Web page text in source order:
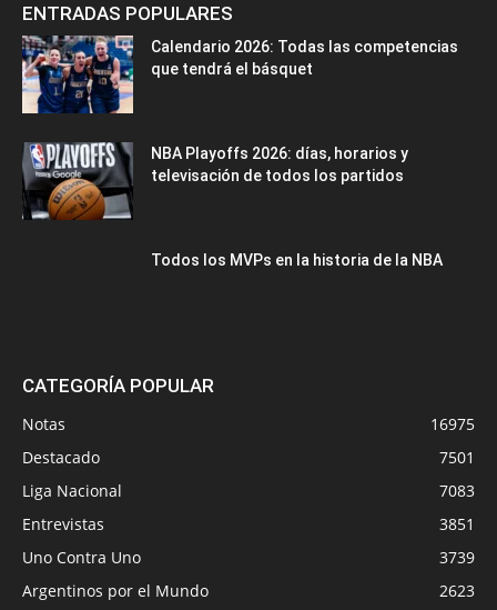
ENTRADAS POPULARES
Calendario 2026: Todas las competencias
que tendrá el básquet
NBA Playoffs 2026: días, horarios y
televisación de todos los partidos
Todos los MVPs en la historia de la NBA
CATEGORÍA POPULAR
Notas
16975
Destacado
7501
Liga Nacional
7083
Entrevistas
3851
Uno Contra Uno
3739
Argentinos por el Mundo
2623